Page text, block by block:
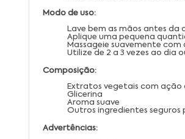
Modo de uso:
Lave bem as mãos antes da
Aplique uma pequena
Massageie suavemente com
Utilize de 2 a 3 vezes ao dia
Composição:
Extratos vegetais com ação
Glicerina
Aroma suave
Outros ingredientes seguros
Advertências: